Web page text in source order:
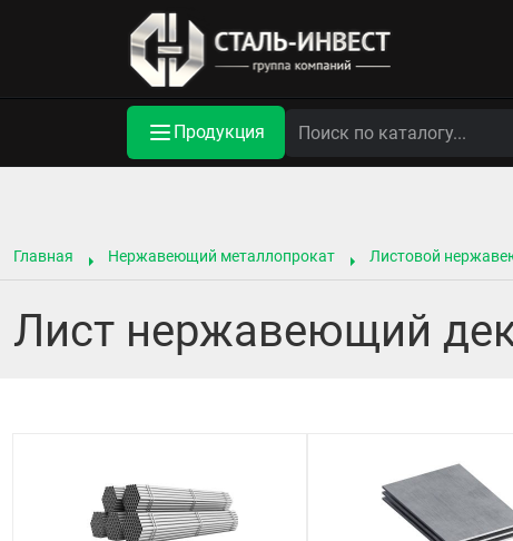
Продукция
Главная Нержавеющий металлопрокат Листовой
Лист нержавеющий